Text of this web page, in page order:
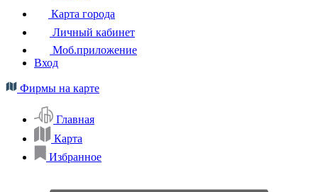
Карта города
Личный кабинет
Моб.приложение
Вход
Фирмы на карте
Главная
Карта
Избранное